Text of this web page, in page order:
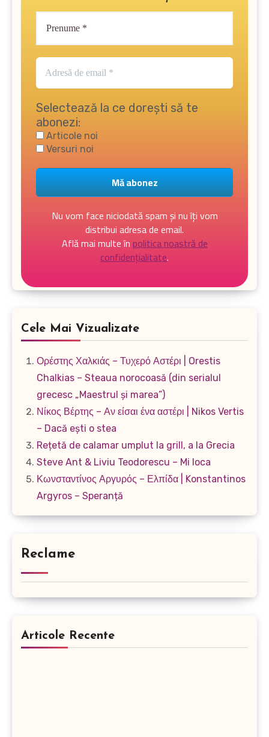
Selectează la ce dorești să te
abonezi:
Articole noi
Versuri noi
Nu vom face niciodată spam și nu îți vom
distribui adresa de email.
Află mai multe în politica noastră de
confidențialitate.
Cele Mai Vizualizate
Ορέστης Χαλκιάς – Τυχερό Αστέρι | Orestis
Chalkias – Steaua norocoasă (din serialul
grecesc „Maestrul și marea”)
Νίκος Βέρτης – Αν είσαι ένα αστέρι | Nikos Vertis
– Dacă ești o stea
Rețetă de calamar umplut la grill, a la Grecia
Steve Ant & Liviu Teodorescu – Mi loca
Κωνσταντίνος Αργυρός – Ελπίδα | Konstantinos
Argyros – Speranță
Reclame
Articole Recente